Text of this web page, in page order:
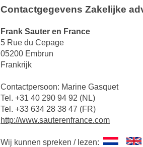
Contactgegevens Zakelijke
Frank Sauter en France
5 Rue du Cepage
05200 Embrun
Frankrijk
Contactpersoon: Marine Gasquet
Tel. +31 40 290 94 92 (NL)
Tel. +33 634 28 38 47 (FR)
http://www.sauterenfrance.com
Wij kunnen spreken / lezen: